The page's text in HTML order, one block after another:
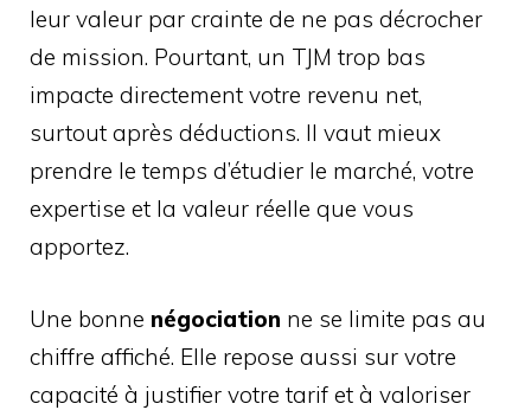
leur valeur par crainte de ne pas décrocher
de mission. Pourtant, un TJM trop bas
impacte directement votre revenu net,
surtout après déductions. Il vaut mieux
prendre le temps d’étudier le marché, votre
expertise et la valeur réelle que vous
apportez.
Une bonne négociation ne se limite pas au
chiffre affiché. Elle repose aussi sur votre
capacité à justifier votre tarif et à valoriser